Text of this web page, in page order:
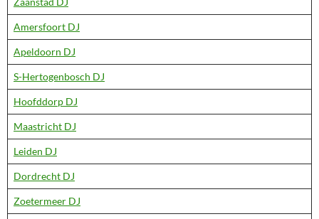
Amersfoort DJ
Apeldoorn DJ
S-Hertogenbosch DJ
Hoofddorp DJ
Maastricht DJ
Leiden DJ
Dordrecht DJ
Zoetermeer DJ